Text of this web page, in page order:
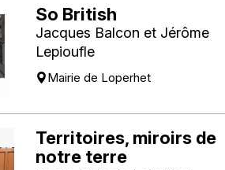
So British
Jacques Balcon et Jérôme
Lepioufle
Mairie de Loperhet
Territoires, miroirs de
notre terre